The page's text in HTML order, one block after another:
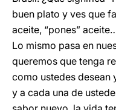
buen plato y ves que
aceite, “pones”
Lo mismo pasa en
queremos que tenga
como ustedes desean
y a cada una de